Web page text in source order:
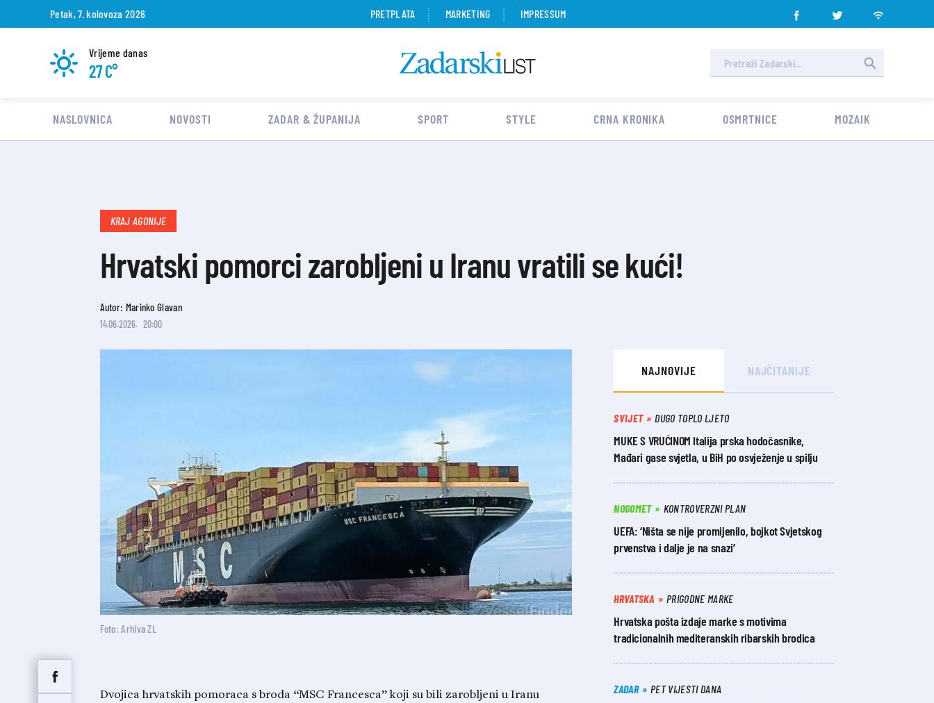
Petak, 7. kolovoza 2026 PRETPLATA MARKETING IMPRESSUM
Vrijeme danas
27 C°
NASLOVNICA NOVOSTI ZADAR & ŽUPANIJA SPORT STYLE CRNA KRONIKA OSMRTNICE MOZAIK
KRAJ AGONIJE
Hrvatski pomorci zarobljeni u Iranu vratili se kući!
Autor: Marinko Glavan
14.06.2026. 20:00
Foto: Arhiva ZL
Dvojica hrvatskih pomoraca s broda “MSC Francesca” koji su bili zarobljeni u Iranu
NAJNOVIJE NAJČITANIJE
SVIJET DUGO TOPLO LJETO
MUKE S VRUĆINOM Italija prska hodočasnike,
Mađari gase svjetla, u BiH po osvježenje u spilju
NOGOMET KONTROVERZNI PLAN
UEFA: ‘Ništa se nije promijenilo, bojkot Svjetskog
prvenstva i dalje je na snazi’
HRVATSKA PRIGODNE MARKE
Hrvatska pošta izdaje marke s motivima
tradicionalnih mediteranskih ribarskih brodica
ZADAR PET VIJESTI DANA